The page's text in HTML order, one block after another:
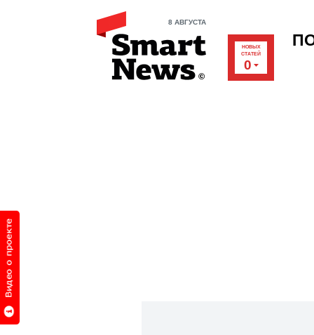
8 АВГУСТА
НОВЫХ
СТАТЕЙ
0